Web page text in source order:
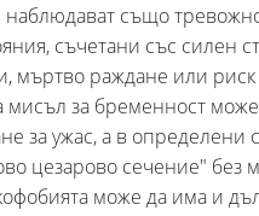
наблюдават също
съчетани със силен
мъртво раждане или риск
мисъл за бременност
за ужас, а в определени
цезарово сечение" без
може да има и